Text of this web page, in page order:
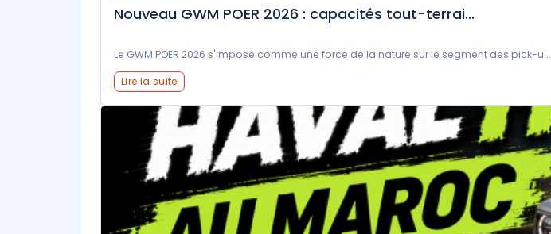
Nouveau GWM POER 2026 : capacités tout-terrai...
Le GWM POER 2026 s'impose comme une force de la nature sur le segment des pick-u...
Lire la suite